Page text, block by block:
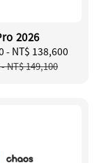
2026
- NT$ 138,600
-NT$ 149,100